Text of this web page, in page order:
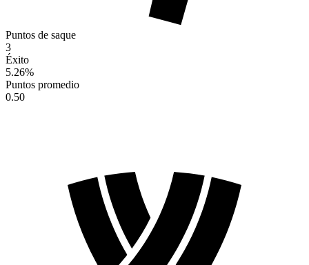
Puntos de saque
3
Éxito
5.26%
Puntos promedio
0.50